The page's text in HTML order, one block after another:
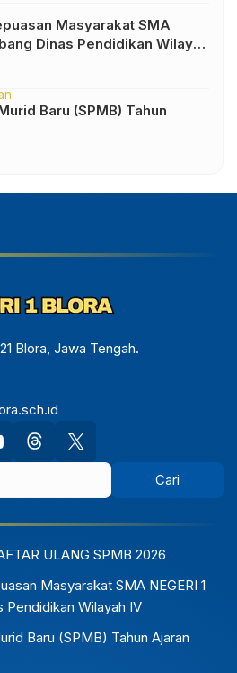
Masyarakat SMA
Dinas Pendidikan Wilayah
Baru (SPMB) Tahun
Blora, Jawa Tengah.
ULANG SPMB 2026
Masyarakat SMA NEGERI 1
Pendidikan Wilayah IV
Baru (SPMB) Tahun Ajaran